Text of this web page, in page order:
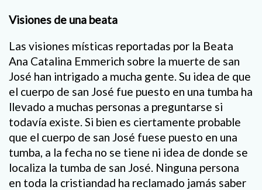
Visiones de una beata
Las visiones místicas reportadas por la Beata
Ana Catalina Emmerich sobre la muerte de san
José han intrigado a mucha gente. Su idea de que
el cuerpo de san José fue puesto en una tumba ha
llevado a muchas personas a preguntarse si
todavía existe. Si bien es ciertamente probable
que el cuerpo de san José fuese puesto en una
tumba, a la fecha no se tiene ni idea de donde se
localiza la tumba de san José. Ninguna persona
en toda la cristiandad ha reclamado jamás saber